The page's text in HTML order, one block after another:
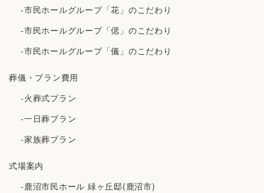
-市民ホールグループ「花」のこだわり
-市民ホールグループ「偲」のこだわり
-市民ホールグループ「儀」のこだわり
葬儀・プラン費用
-火葬式プラン
-一日葬プラン
-家族葬プラン
式場案内
-鹿沼市民ホール 緑ヶ丘邸(鹿沼市)